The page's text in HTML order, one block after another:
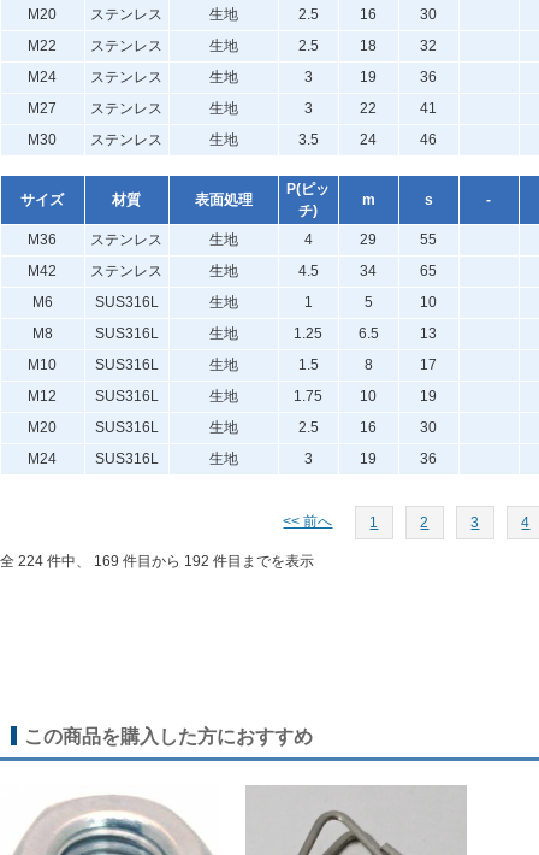
M20
ステンレス 生地 2.5 16
30
M22
ステンレス 生地 2.5 18
32
M24
ステンレス 生地 3 19
36
M27
ステンレス 生地 3 22
41
M30
ステンレス 生地 3.5 24 46
サイズ 材質 表面処理
P(ピッ
チ)
m s -
M36 ステンレス 生地 4 29
55
M42
ステンレス 生地 4.5 34
65
M6
SUS316L 生地 1 5
10
M8
SUS316L 生地 1.25 6.5
13
M10
SUS316L 生地 1.5 8
17
M12
SUS316L 生地 1.75 10
19
M20
SUS316L 生地 2.5 16
30
M24
SUS316L 生地 3 19 36
<< 前へ 1 2 3 4
全 224 件中、 169 件目から 192 件目までを表示
この商品を購入した方におすすめ